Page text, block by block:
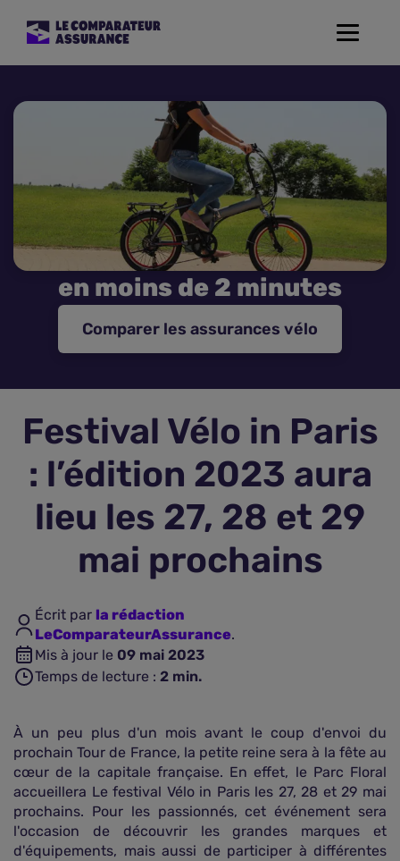
Toggle
Assurance Moto
Assurance Habitation
Assurance de prêt
Assurance Animaux
Assurance vie
Plus d'assurances
en moins de 2 minutes
Comparer les assurances vélo
Festival Vélo in Paris
: l’édition 2023 aura
lieu les 27, 28 et 29
mai prochains
Écrit par la rédaction
LeComparateurAssurance.
Mis à jour le 09 mai 2023
Temps de lecture : 2 min.
À un peu plus d'un mois avant le coup d'envoi du
prochain Tour de France, la petite reine sera à la fête au
cœur de la capitale française. En effet, le Parc Floral
accueillera Le festival Vélo in Paris les 27, 28 et 29 mai
prochains. Pour les passionnés, cet événement sera
l'occasion de découvrir les grandes marques et
d'équipements, mais aussi de participer à différentes